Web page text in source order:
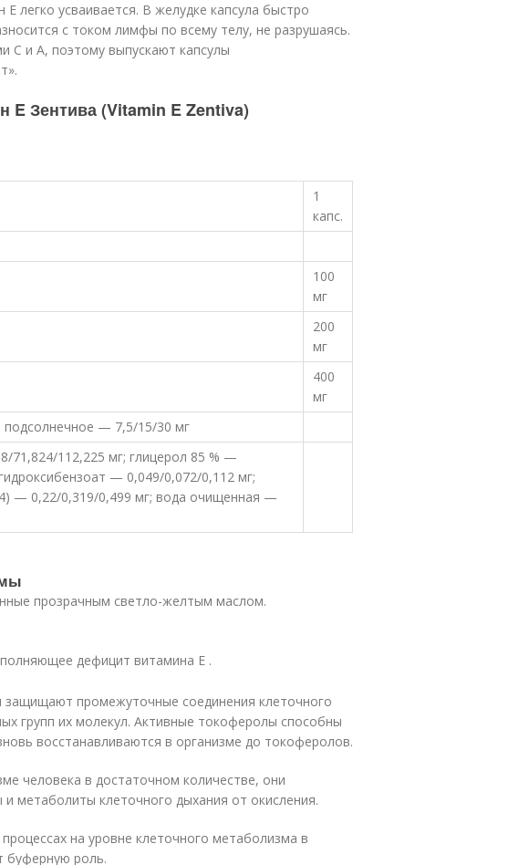
легко усваивается. В желудке капсула быстро
с током лимфы по всему телу, не разрушаясь.
С и А, поэтому выпускают капсулы
Зентива (Vitamin E Zentiva)
1
капс.
100
мг
200
мг
400
мг
подсолнечное — 7,5/15/30 мг
71,824/112,225 мг; глицерол 85 % —
— 0,049/0,072/0,112 мг;
— 0,22/0,319/0,499 мг; вода очищенная —
прозрачным светло-желтым маслом.
дефицит витамина E .
защищают промежуточные соединения клеточного
групп их молекул. Активные токоферолы способны
восстанавливаются в организме до токоферолов.
человека в достаточном количестве, они
метаболиты клеточного дыхания от окисления.
на уровне клеточного метаболизма в
буферную роль.